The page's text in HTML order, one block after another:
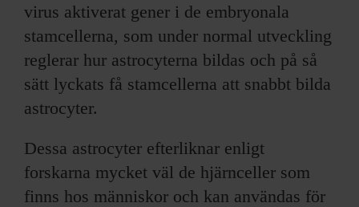
virus aktiverat gener i de embryonala
stamcellerna, som under normal utveckling
reglerar hur astrocyterna bildas och på så
sätt lyckats få stamcellerna att snabbt bilda
astrocyter.
Dessa astrocyter efterliknar enligt
forskarna mycket väl de hjärnceller som
finns hos människor och kan användas för